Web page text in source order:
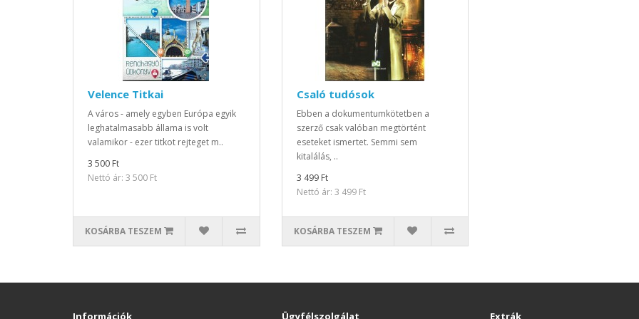
Velence Titkai
A város - amely egyben Európa egyik
leghatalmasabb állama is volt
valamikor - ezer titkot rejteget m..
3 500 Ft
Nettó ár: 3 500 Ft
KOSÁRBA TESZEM
Csaló tudósok
Ebben a dokumentumkötetben a
szerző csak valóban megtörtént
eseteket ismertet. Semmi sem
kitalálás, ..
3 499 Ft
Nettó ár: 3 499 Ft
KOSÁRBA TESZEM
Információk Ügyfélszolgálat Extrák